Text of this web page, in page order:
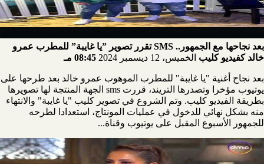
بعد نجاحها مع الجمهور.. SMS تقرر تصوير ”يا غايبة” للمطرب عمرو
خالد كفيديو كليب الخميس، 12 ديسمبر 2024 08:45 مـ
بعد نجاح أغنية "يا غايبة" للمطرب الموهوب عمرو خالد بعد طرحها على
يوتيوب مؤخرا وتصدرها التريند، قررت sms الجهة المنتجة لها تصويرها
بطريقة الفيديو كليب. وتم الشروع في تصوير كليب "يا غايبة" والانتهاء
منه بشكل نهائي للدخول في عمليات المونتاج، استعدادا لطرحه
للجمهور الأسبوع المقبل على يوتيوب وقناة...